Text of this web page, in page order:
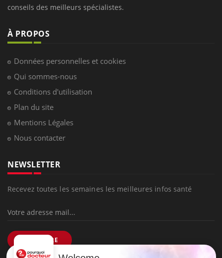
conseils des meilleurs spécialistes.
À PROPOS
Données personnelles et cookies
Qui sommes-nous
Conditions d'utilisation
Plan du site
Mentions Légales
Nous contacter
NEWSLETTER
Recevez toutes les semaines les meilleures infos santé
S'INSCRIRE